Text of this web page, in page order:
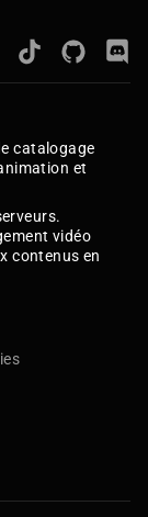
catalogage
et
vidéo
contenus en